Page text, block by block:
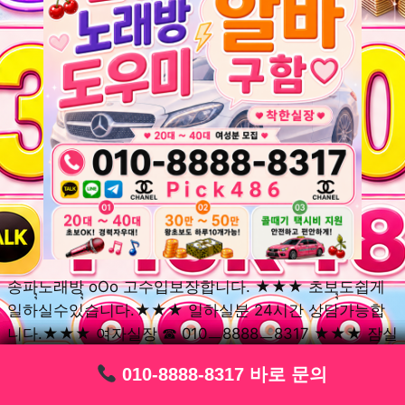
010-8888-8317 바로 문의
010-8888-8317 바로 문의
010-8888-8317 바로 문의
010-8888-8317 바로 문의
010-8888-8317 바로 문의
010-8888-8317 바로 문의
송파ุุ노래방ุุ oOo 고수입보장합니다. ★★★ 초보ุุ도쉽게
일하실수있습니다.★★★ 일하실분 24시간 상담가능합
니다.★★★ 여자실장 ☎ 010ㅡ8888ㅡ8317 ★★★ 잠실
요. 여성ㅣุุ알바ุุㅣ여기 신천동ุุ노래방ุุ ◞✿ 풍납동ุุ노래방ุุ
010-8888-8317 바로 문의
010-8888-8317 바로 문의
010-8888-8317 바로 문의